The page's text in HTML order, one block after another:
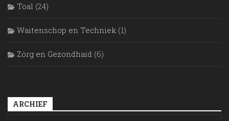
Toal (24)
Waitenschop en Techniek (1)
Zörg en Gezondhaid (6)
ARCHIEF